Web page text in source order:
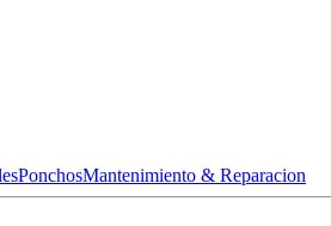
PonchosMantenimiento & Reparacion